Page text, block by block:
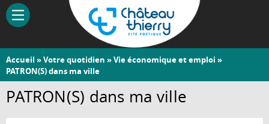
Aller
contenu
Château-
Thierry
Vous
êtes
ici
Accueil »Votre quotidien »Vie économique et emploi »
PATRON(S) dans ma ville
PATRON(S) dans ma ville